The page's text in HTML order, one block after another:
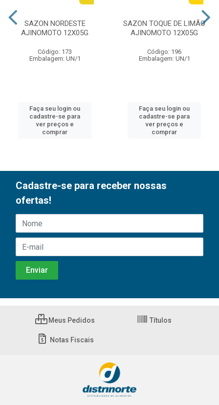
SAZON NORDESTE
AJINOMOTO 12X05G
Código: 173
Embalagem: UN/1
Faça seu login ou
cadastre-se para
ver preços e
comprar
SAZON TOQUE DE LIMÃO
AJINOMOTO 12X05G
Código: 196
Embalagem: UN/1
Faça seu login ou
cadastre-se para
ver preços e
comprar
Cadastre-se para receber nossas
ofertas!
Meus Pedidos Títulos
Notas Fiscais